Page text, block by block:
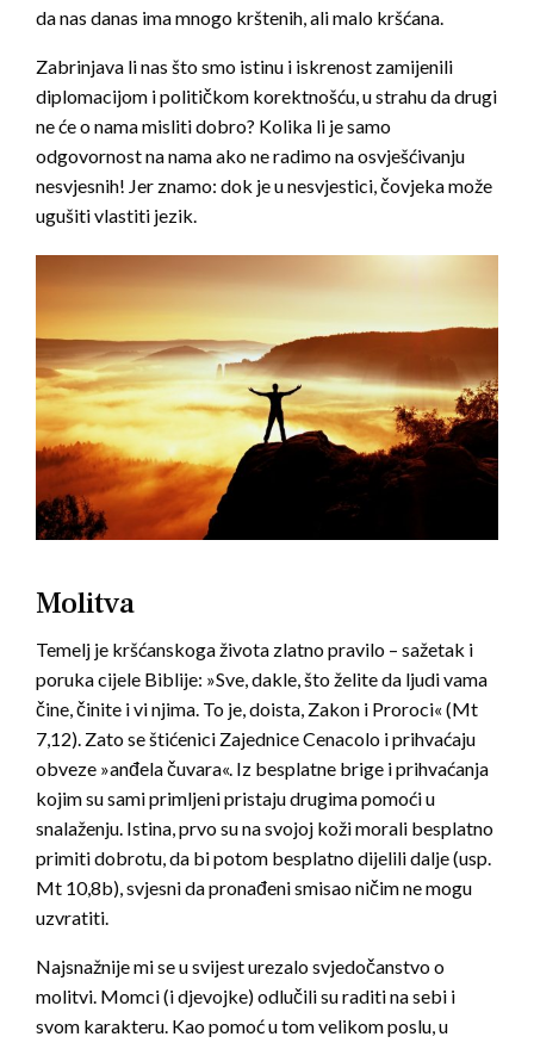
da nas danas ima mnogo krštenih, ali malo kršćana.
Zabrinjava li nas što smo istinu i iskrenost zamijenili
diplomacijom i političkom korektnošću, u strahu da drugi
ne će o nama misliti dobro? Kolika li je samo
odgovornost na nama ako ne radimo na osvješćivanju
nesvjesnih! Jer znamo: dok je u nesvjestici, čovjeka može
ugušiti vlastiti jezik.
Molitva
Temelj je kršćanskoga života zlatno pravilo – sažetak i
poruka cijele Biblije: »Sve, dakle, što želite da ljudi vama
čine, činite i vi njima. To je, doista, Zakon i Proroci« (Mt
7,12). Zato se štićenici Zajednice Cenacolo i prihvaćaju
obveze »anđela čuvara«. Iz besplatne brige i prihvaćanja
kojim su sami primljeni pristaju drugima pomoći u
snalaženju. Istina, prvo su na svojoj koži morali besplatno
primiti dobrotu, da bi potom besplatno dijelili dalje (usp.
Mt 10,8b), svjesni da pronađeni smisao ničim ne mogu
uzvratiti.
Najsnažnije mi se u svijest urezalo svjedočanstvo o
molitvi. Momci (i djevojke) odlučili su raditi na sebi i
svom karakteru. Kao pomoć u tom velikom poslu, u